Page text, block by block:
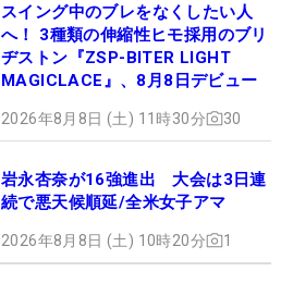
スイング中のブレをなくしたい人
へ！ 3種類の伸縮性ヒモ採用のブリ
ヂストン『ZSP-BITER LIGHT
MAGICLACE』、8月8日デビュー
2026年8月8日 (土) 11時30分 30
岩永杏奈が16強進出 大会は3日連
続で悪天候順延/全米女子アマ
2026年8月8日 (土) 10時20分 1